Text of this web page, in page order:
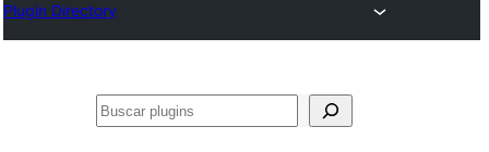
Plugin Directory
Buscar